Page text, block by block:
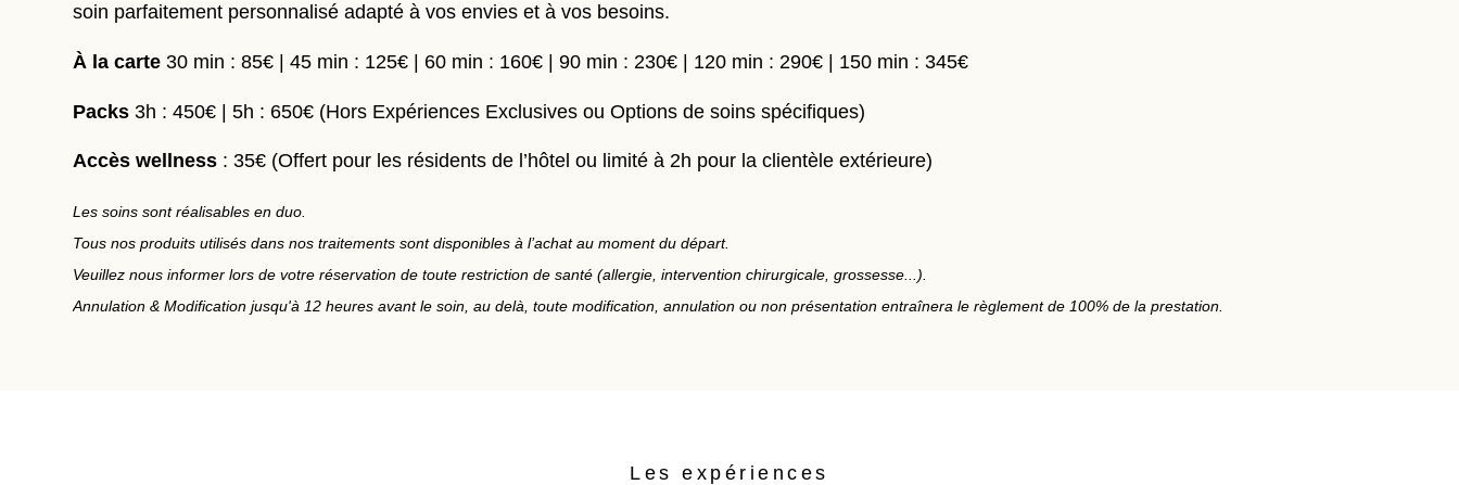
soin parfaitement personnalisé adapté à vos envies et à vos besoins.
À la carte 30 min : 85€ | 45 min : 125€ | 60 min : 160€ | 90 min : 230€ | 120 min : 290€ | 150 min : 345€
Packs3h : 450€ | 5h : 650€ (Hors Expériences Exclusives ou Options de soins spécifiques)
Accès wellness : 35€ (Offert pour les résidents de l’hôtel ou limité à 2h pour la clientèle extérieure)
Les soins sont réalisables en duo.
Tous nos produits utilisés dans nos traitements sont disponibles à l’achat au moment du départ.
Veuillez nous informer lors de votre réservation de toute restriction de santé (allergie, intervention chirurgicale, grossesse...).
Annulation & Modification jusqu'à 12 heures avant le soin, au delà, toute modification, annulation ou non présentation entraînera le règlement de 100% de la prestation.
Les expériences